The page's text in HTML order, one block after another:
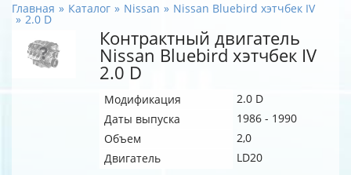
Главная Каталог Nissan Nissan Bluebird хэтчбек IV
2.0 D
Контрактный двигатель
Nissan Bluebird хэтчбек IV
2.0 D
Модификация
2.0 D
Даты выпуска
1986 - 1990
Объем
2,0
Двигатель
LD20